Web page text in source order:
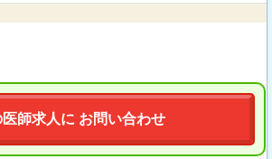
医師求人に お問い合わせ